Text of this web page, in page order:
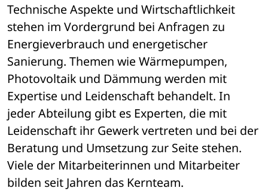
Technische Aspekte und Wirtschaftlichkeit
stehen im Vordergrund bei Anfragen zu
Energieverbrauch und energetischer
Sanierung. Themen wie Wärmepumpen,
Photovoltaik und Dämmung werden mit
Expertise und Leidenschaft behandelt. In
jeder Abteilung gibt es Experten, die mit
Leidenschaft ihr Gewerk vertreten und bei der
Beratung und Umsetzung zur Seite stehen.
Viele der Mitarbeiterinnen und Mitarbeiter
bilden seit Jahren das Kernteam.